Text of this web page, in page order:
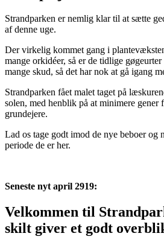
Strandparken er nemlig klar til at sætte
af denne uge.
Der virkelig kommet gang i
mange orkidéer, så er de tidlige
mange skud, så det har nok at gå igang
Strandparken fået malet taget på
solen, med henblik på at minimere gener
grundejere.
Lad os tage godt imod de nye beboer og
periode de er her.
Seneste nyt april 2919:
Velkommen til
skilt giver et godt